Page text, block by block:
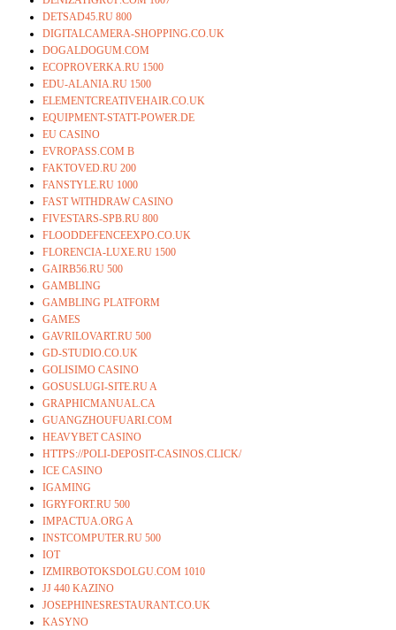
DETSAD45.RU 800
DIGITALCAMERA-SHOPPING.CO.UK
DOGALDOGUM.COM
ECOPROVERKA.RU 1500
EDU-ALANIA.RU 1500
ELEMENTCREATIVEHAIR.CO.UK
EQUIPMENT-STATT-POWER.DE
EU CASINO
EVROPASS.COM B
FAKTOVED.RU 200
FANSTYLE.RU 1000
FAST WITHDRAW CASINO
FIVESTARS-SPB.RU 800
FLOODDEFENCEEXPO.CO.UK
FLORENCIA-LUXE.RU 1500
GAIRB56.RU 500
GAMBLING
GAMBLING PLATFORM
GAMES
GAVRILOVART.RU 500
GD-STUDIO.CO.UK
GOLISIMO CASINO
GOSUSLUGI-SITE.RU A
GRAPHICMANUAL.CA
GUANGZHOUFUARI.COM
HEAVYBET CASINO
HTTPS://POLI-DEPOSIT-CASINOS.CLICK/
ICE CASINO
IGAMING
IGRYFORT.RU 500
IMPACTUA.ORG A
INSTCOMPUTER.RU 500
IOT
IZMIRBOTOKSDOLGU.COM 1010
JJ 440 KAZINO
JOSEPHINESRESTAURANT.CO.UK
KASYNO